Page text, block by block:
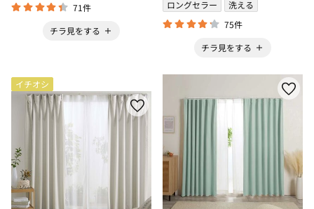
71件
チラ見をする
ロングセラー
洗える
75件
チラ見をする
イチオシ